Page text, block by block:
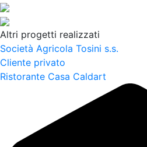
Altri progetti realizzati
Società Agricola Tosini s.s.
Cliente privato
Ristorante Casa Caldart